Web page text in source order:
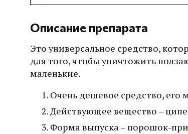
Описание препарата
Это универсальное средство,
для того, чтобы уничтожить
маленькие.
Очень дешевое средство, его
Действующее вещество –
Форма выпуска – порошок-